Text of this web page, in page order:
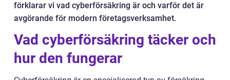
förklarar vi vad cyberförsäkring är och varför det är
avgörande för modern företagsverksamhet.
Vad cyberförsäkring täcker och
hur den fungerar